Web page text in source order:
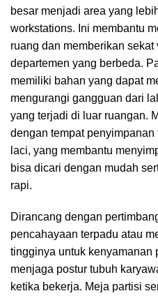
besar menjadi area yang
workstations. Ini membantu
ruang dan memberikan sekat
departemen yang berbeda.
memiliki bahan yang dapat
mengurangi gangguan dari
yang terjadi di luar ruangan.
dengan tempat
laci, yang membantu
bisa dicari dengan mudah
rapi.
Dirancang dengan
pencahayaan terpadu atau
tingginya untuk kenyamanan
menjaga postur tubuh
ketika bekerja. Meja partisi